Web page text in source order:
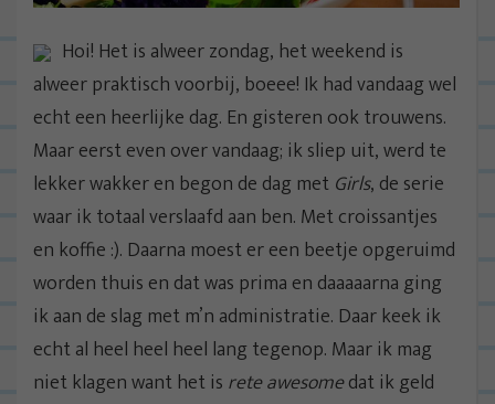
Hoi! Het is alweer zondag, het weekend is
alweer praktisch voorbij, boeee! Ik had vandaag wel
echt een heerlijke dag. En gisteren ook trouwens.
Maar eerst even over vandaag; ik sliep uit, werd te
lekker wakker en begon de dag met Girls, de serie
waar ik totaal verslaafd aan ben. Met croissantjes
en koffie :). Daarna moest er een beetje opgeruimd
worden thuis en dat was prima en daaaaarna ging
ik aan de slag met m’n administratie. Daar keek ik
echt al heel heel heel lang tegenop. Maar ik mag
niet klagen want het is rete awesomedat ik geld